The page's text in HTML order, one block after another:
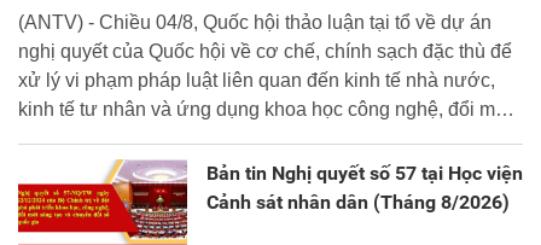
(ANTV) - Chiều 04/8, Quốc hội thảo luận tại tổ về dự án
nghị quyết của Quốc hội về cơ chế, chính sạch đặc thù để
xử lý vi phạm pháp luật liên quan đến kinh tế nhà nước,
kinh tế tư nhân và ứng dụng khoa học công nghệ, đổi mới
sáng tạo và chuyển đổi số.
Bản tin Nghị quyết số 57 tại Học viện
Cảnh sát nhân dân (Tháng 8/2026)